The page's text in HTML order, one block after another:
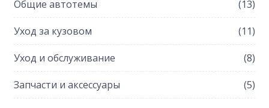
Общие автотемы (13)
Уход за кузовом (11)
Уход и обслуживание (8)
Запчасти и аксессуары (5)